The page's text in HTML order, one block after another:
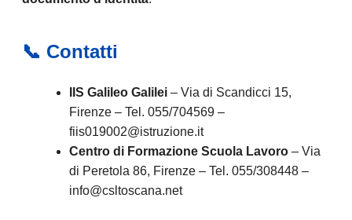
📞 Contatti
IIS Galileo Galilei – Via di Scandicci 15,
Firenze – Tel. 055/704569 –
fiis019002@istruzione.it
Centro di Formazione Scuola Lavoro – Via
di Peretola 86, Firenze – Tel. 055/308448 –
info@csltoscana.net